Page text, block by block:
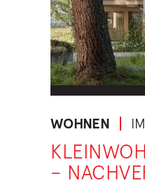
WOHNEN
–